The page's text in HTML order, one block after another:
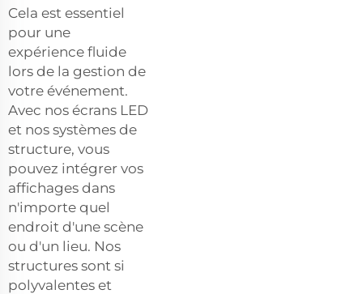
Cela est essentiel
pour une
expérience fluide
lors de la gestion de
votre événement.
Avec nos écrans LED
et nos systèmes de
structure, vous
pouvez intégrer vos
affichages dans
n'importe quel
endroit d'une scène
ou d'un lieu. Nos
structures sont si
polyvalentes et